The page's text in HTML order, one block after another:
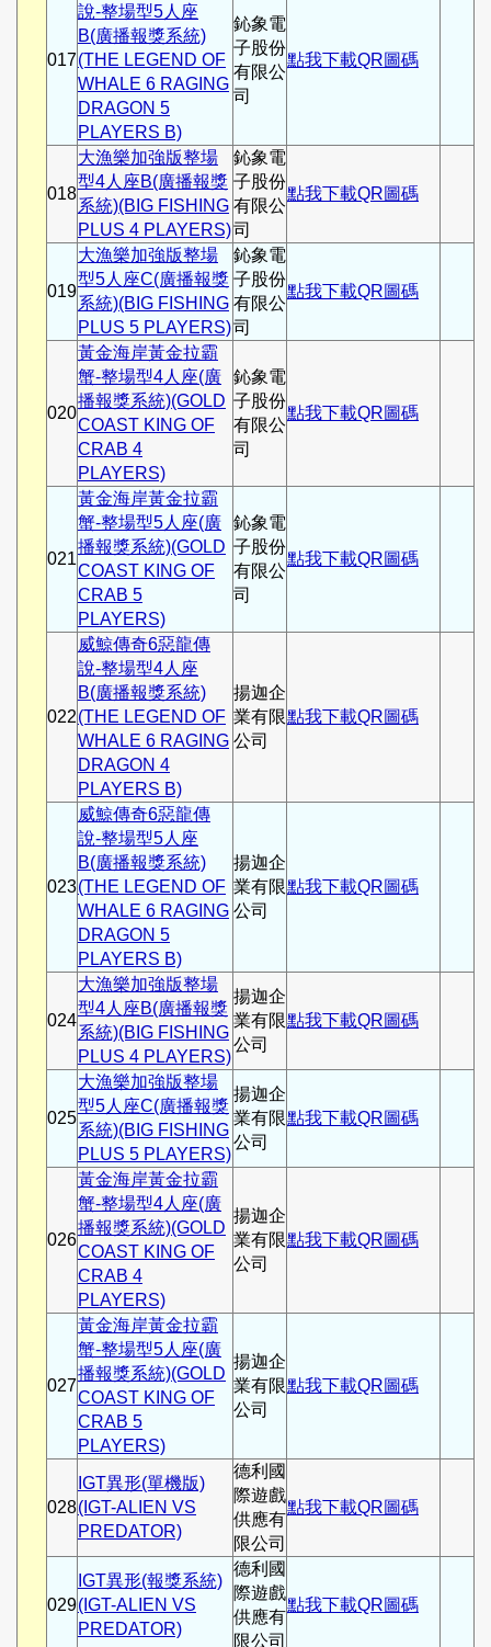
017
說-整場型5人座
B(廣播報獎系統)
(THE LEGEND OF
WHALE 6 RAGING
DRAGON 5
PLAYERS B)
鈊象電
子股份
有限公
司
點我下載QR圖碼
018
大漁樂加強版整場
型4人座B(廣播報獎
系統)(BIG FISHING
PLUS 4 PLAYERS)
鈊象電
子股份
有限公
司
點我下載QR圖碼
019
大漁樂加強版整場
型5人座C(廣播報獎
系統)(BIG FISHING
PLUS 5 PLAYERS)
鈊象電
子股份
有限公
司
點我下載QR圖碼
020
黃金海岸黃金拉霸
蟹-整場型4人座(廣
播報獎系統)(GOLD
COAST KING OF
CRAB 4
PLAYERS)
鈊象電
子股份
有限公
司
點我下載QR圖碼
021
黃金海岸黃金拉霸
蟹-整場型5人座(廣
播報獎系統)(GOLD
COAST KING OF
CRAB 5
PLAYERS)
鈊象電
子股份
有限公
司
點我下載QR圖碼
022
威鯨傳奇6惡龍傳
說-整場型4人座
B(廣播報獎系統)
(THE LEGEND OF
WHALE 6 RAGING
DRAGON 4
PLAYERS B)
揚迦企
業有限
公司
點我下載QR圖碼
023
威鯨傳奇6惡龍傳
說-整場型5人座
B(廣播報獎系統)
(THE LEGEND OF
WHALE 6 RAGING
DRAGON 5
PLAYERS B)
揚迦企
業有限
公司
點我下載QR圖碼
024
大漁樂加強版整場
型4人座B(廣播報獎
系統)(BIG FISHING
PLUS 4 PLAYERS)
揚迦企
業有限
公司
點我下載QR圖碼
025
大漁樂加強版整場
型5人座C(廣播報獎
系統)(BIG FISHING
PLUS 5 PLAYERS)
揚迦企
業有限
公司
點我下載QR圖碼
026
黃金海岸黃金拉霸
蟹-整場型4人座(廣
播報獎系統)(GOLD
COAST KING OF
CRAB 4
PLAYERS)
揚迦企
業有限
公司
點我下載QR圖碼
027
黃金海岸黃金拉霸
蟹-整場型5人座(廣
播報獎系統)(GOLD
COAST KING OF
CRAB 5
PLAYERS)
揚迦企
業有限
公司
點我下載QR圖碼
028
IGT異形(單機版)
(IGT-ALIEN VS
PREDATOR)
德利國
際遊戲
供應有
限公司
點我下載QR圖碼
029
IGT異形(報獎系統)
(IGT-ALIEN VS
PREDATOR)
德利國
際遊戲
供應有
限公司
點我下載QR圖碼